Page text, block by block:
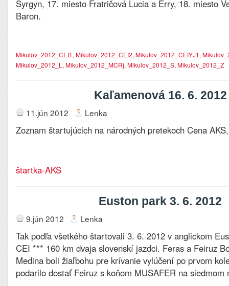
Syrgyn, 17. miesto Fratričová Lucia a Erry, 18. miesto
Baron.
Mikulov_2012_CEI1, Mikulov_2012_CEI2, Mikulov_2012_CEIYJ1,
Mikulov_2012_L , Mikulov_2012_MCRj, Mikulov_2012_S, Mikulov_2012_Z
Kaľamenová 16. 6. 2012
11.jún 2012 Lenka
Zoznam štartujúcich na národných pretekoch Cena
štartka-AKS
Euston park 3. 6. 2012
9.jún 2012 Lenka
Tak podľa všetkého štartovali 3. 6. 2012 v anglickom
CEI *** 160 km dvaja slovenskí jazdci. Feras a Feiruz
Medina boli žiaľbohu pre krívanie vylúčení po prvom
podarilo dostať Feiruz s koňom MUSAFER na